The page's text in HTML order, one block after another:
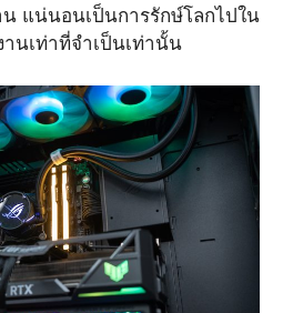
น แน่นอนเป็นการรักษ์โลกไปใน
านเท่าที่จำเป็นเท่านั้น